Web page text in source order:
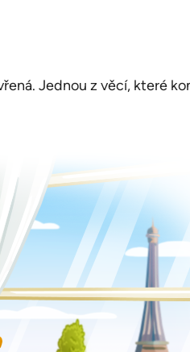
Jednou z věcí, které